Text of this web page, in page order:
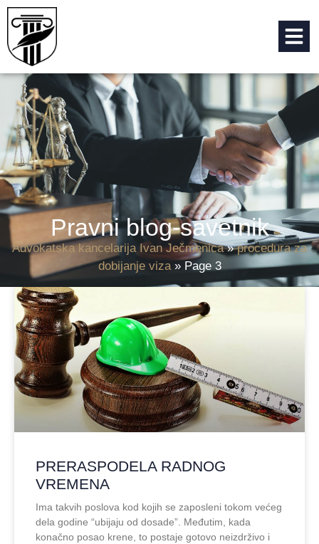
Pravni blog-savetnik
Advokatska kancelarija Ivan Ječmenica»procedura za
dobijanje viza» Page 3
PRERASPODELA RADNOG
VREMENA
Ima takvih poslova kod kojih se zaposleni tokom većeg
dela godine “ubijaju od dosade”. Međutim, kada
konačno posao krene, to postaje gotovo neizdrživo i